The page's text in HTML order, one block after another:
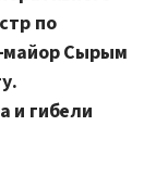
по
майор Сырым
и гибели